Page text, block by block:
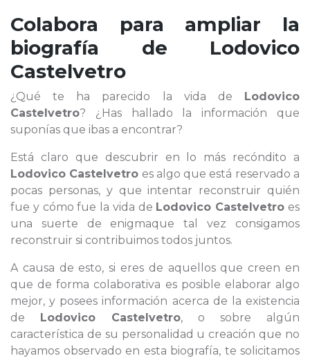
Colabora para ampliar la
biografía de Lodovico
Castelvetro
¿Qué te ha parecido la vida de Lodovico
Castelvetro? ¿Has hallado la información que
suponías que ibas a encontrar?
Está claro que descubrir en lo más recóndito a
Lodovico Castelvetro es algo que está reservado a
pocas personas, y que intentar reconstruir quién
fue y cómo fue la vida de Lodovico Castelvetro es
una suerte de enigmaque tal vez consigamos
reconstruir si contribuimos todos juntos.
A causa de esto, si eres de aquellos que creen en
que de forma colaborativa es posible elaborar algo
mejor, y posees información acerca de la existencia
de Lodovico Castelvetro, o sobre algún
característica de su personalidad u creación que no
hayamos observado en esta biografía, te solicitamos